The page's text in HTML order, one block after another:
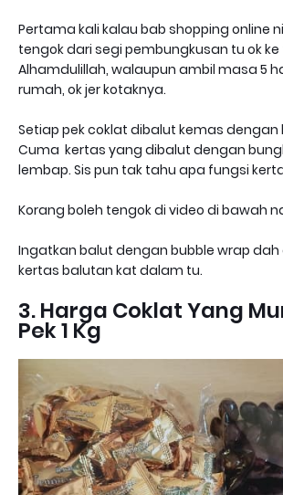
Pertama kali kalau bab shopping online
tengok dari segi pembungkusan tu ok ke
Alhamdulillah, walaupun ambil masa 5
rumah, ok jer kotaknya.
Setiap pek coklat dibalut kemas dengan
Cuma kertas yang dibalut dengan
lembap. Sis pun tak tahu apa fungsi
Korang boleh tengok di video di bawah
Ingatkan balut dengan bubble wrap dah
kertas balutan kat dalam tu.
3. Harga Coklat Yang
Pek 1 Kg